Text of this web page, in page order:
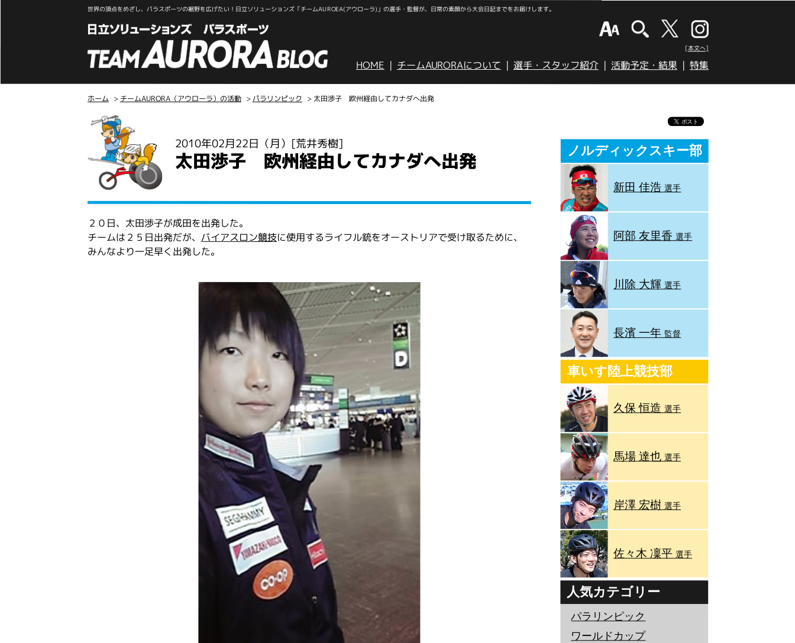
世界の頂点をめざし、パラスポーツの裾野を広げたい！日立ソリューションズ「チームAUROEA(アウローラ)」の選手・監督が、日常の素顔から大会日記までをお届けします。
[本文へ]
HOME チームAURORAについて 選手・スタッフ紹介 活動予定・結果 特集
ホーム > チームAURORA（アウローラ）の活動 >パラリンピック > 太田渉子 欧州経由してカナダへ出発
2010年02月22日（月） [荒井秀樹]
太田渉子 欧州経由してカナダへ出発
２０日、太田渉子が成田を出発した。
チームは２５日出発だが、 バイアスロン競技に使用するライフル銃をオーストリアで受け取るために、
みんなより一足早く出発した。
ノルディックスキー部
新田 佳浩選手
阿部 友里香選手
川除 大輝選手
長濱 一年 監督
車いす陸上競技部
久保 恒造選手
馬場 達也選手
岸澤 宏樹選手
佐々木 凜平 選手
人気カテゴリー
パラリンピック
ワールドカップ